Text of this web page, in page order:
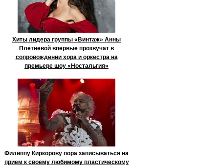
Хиты лидера группы «Винтаж» Анны
Плетневой впервые прозвучат в
сопровождении хора и оркестра на
премьере шоу «Ностальгия»
Филиппу Киркорову пора записываться на
прием к своему любимому пластическому